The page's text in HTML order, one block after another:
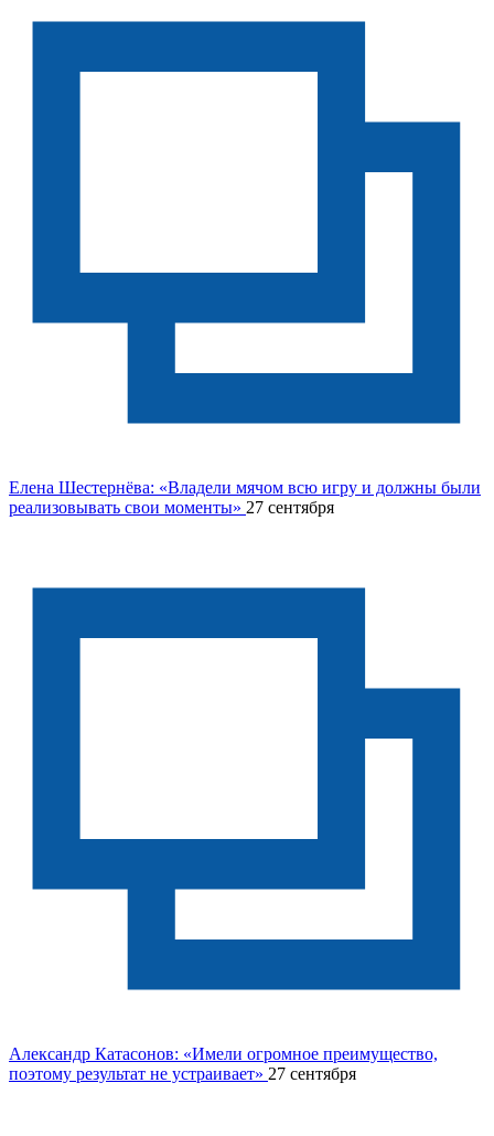
Елена Шестернёва: «Владели мячом всю игру и должны были
реализовывать свои моменты» 27 сентября
Александр Катасонов: «Имели огромное преимущество,
поэтому результат не устраивает» 27 сентября